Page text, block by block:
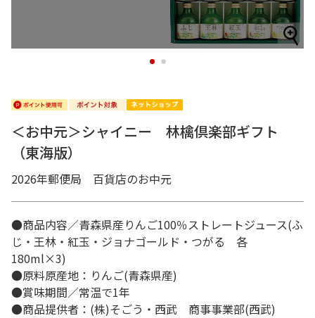
1 2
＜お中元＞シャイニー 林檎倶楽部ギフト
（東海版）
2026年郵便局 百貨店のお中元
●商品内容／青森県産りんご100％ストレートジュース(ふ
じ・王林・紅玉・ジョナゴールド・つがる 各
180ml×3)
●原料原産地：りんご(青森県産)
●賞味期間／常温で1年
●商品提供者：(株)そごう・西武 商事事業部(西武)